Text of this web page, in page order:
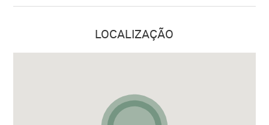
LOCALIZAÇÃO